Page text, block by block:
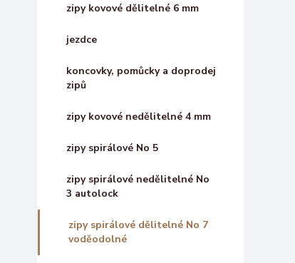
zipy kovové dělitelné 6 mm
jezdce
koncovky, pomůcky a doprodej
zipů
zipy kovové nedělitelné 4 mm
zipy spirálové No 5
zipy spirálové nedělitelné No
3 autolock
zipy spirálové dělitelné No 7
voděodolné